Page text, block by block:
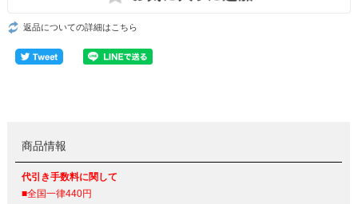
返品についての詳細はこちら
商品情報
代引き手数料に関して
■全国一律440円